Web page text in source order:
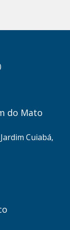
do Mato
Cuiabá,